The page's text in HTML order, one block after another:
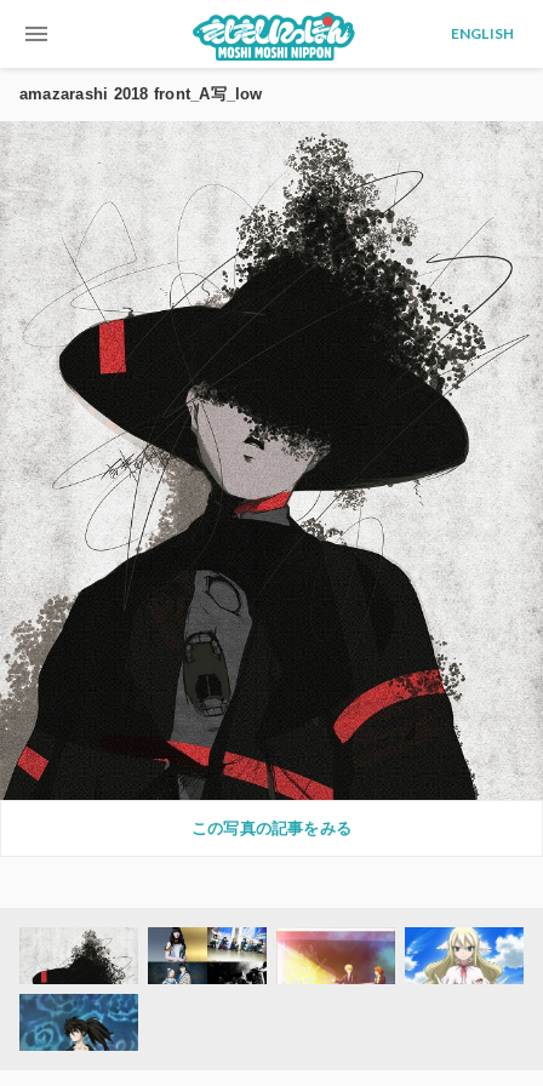
menu ENGLISH
amazarashi 2018 front_A写_low
この写真の記事をみる